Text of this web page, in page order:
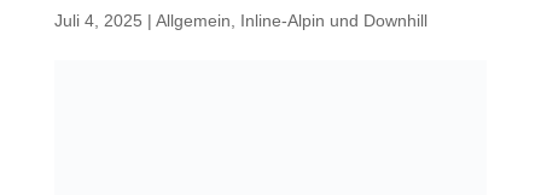
Juli 4, 2025 | Allgemein Inline-Alpin und Downhill